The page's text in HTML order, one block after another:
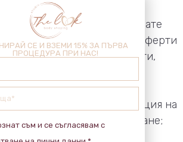
на личния живот и
на другите, или да използвате
наша услуга, за измамни оферти
или закупуване на продукти,
услуги от други лица;
или променяте
за идентификация на
за измама или подвеждане;
или наша услуга за
СЕ И ВЗЕМИ 15% ЗА ПЪРВА
ПРОЦЕДУРА ПРИ НАС!
съм и се съгласявам с